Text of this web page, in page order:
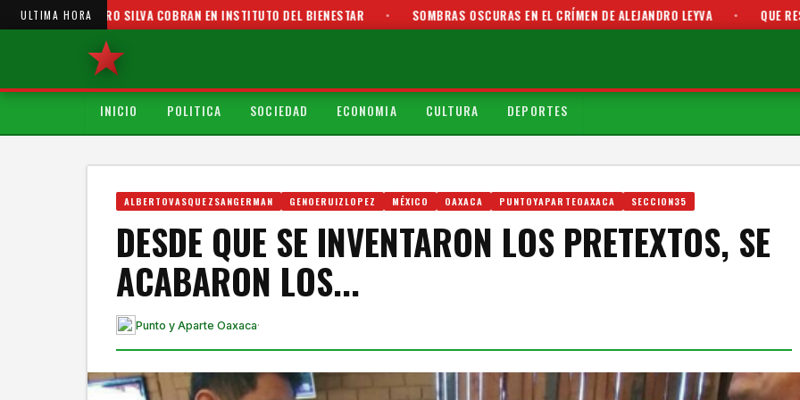
ULTIMA HORA
SILVA COBRAN EN INSTITUTO DEL BIENESTAR • SOMBRAS OSCURAS EN EL CRÍMEN DE ALEJANDRO LEYVA • QUE RESULTADOS
INICIO POLITICA SOCIEDAD ECONOMIA CULTURA DEPORTES
ALBERTOVASQUEZSANGERMAN GENOERUIZLOPEZ MÉXICO OAXACA PUNTOYAPARTEOAXACA SECCION35
DESDE QUE SE INVENTARON LOS PRETEXTOS, SE
ACABARON LOS...
Punto y Aparte Oaxaca·